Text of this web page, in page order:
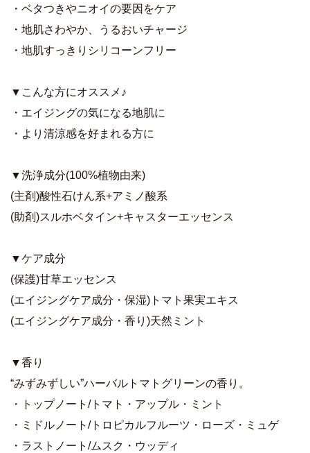
・ベタつきやニオイの要因をケア
・地肌さわやか、うるおいチャージ
・地肌すっきりシリコーンフリー
▼こんな方にオススメ♪
・エイジングの気になる地肌に
・より清涼感を好まれる方に
▼洗浄成分(100%植物由来)
(主剤)酸性石けん系+アミノ酸系
(助剤)スルホベタイン+キャスターエッセンス
▼ケア成分
(保護)甘草エッセンス
(エイジングケア成分・保湿)トマト果実エキス
(エイジングケア成分・香り)天然ミント
▼香り
“みずみずしい”ハーバルトマトグリーンの香り。
・トップノート/トマト・アップル・ミント
・ミドルノート/トロピカルフルーツ・ローズ・ミュゲ
・ラストノート/ムスク・ウッディ